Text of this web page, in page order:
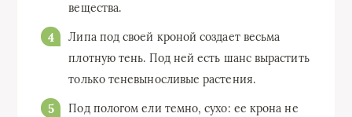
вещества.
Липа под своей кроной создает весьма
плотную тень. Под ней есть шанс вырастить
только теневыносливые растения.
Под пологом ели темно, сухо: ее крона не